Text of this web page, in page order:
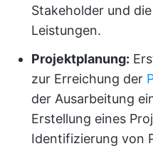
Stakeholder und
Leistungen.
Projektplanung:
zur Erreichung der
der Ausarbeitung
Erstellung eines
Identifizierung von